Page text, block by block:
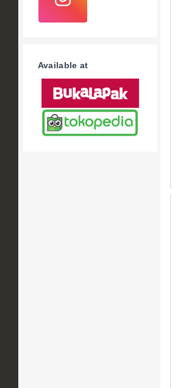
Available at